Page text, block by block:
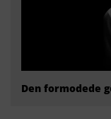
Den formodede